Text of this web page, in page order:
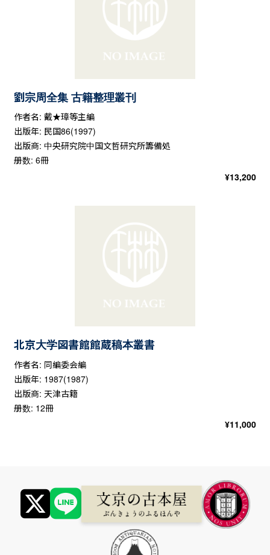
劉宗周全集 古籍整理叢刊
作者名: 戴★璋等主編
出版年: 民国86(1997)
出版商: 中央研究院中国文哲研究所籌備処
册数: 6冊
¥13,200
北京大学図書館館蔵稿本叢書
作者名: 同編委会編
出版年: 1987(1987)
出版商: 天津古籍
册数: 12冊
¥11,000